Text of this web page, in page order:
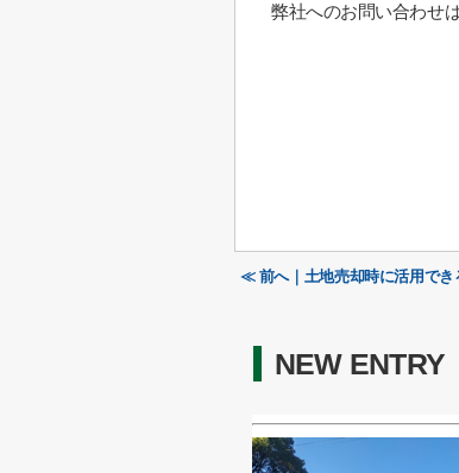
弊社へのお問い合わせ
≪ 前へ｜土地売却時に活用でき
NEW ENTRY